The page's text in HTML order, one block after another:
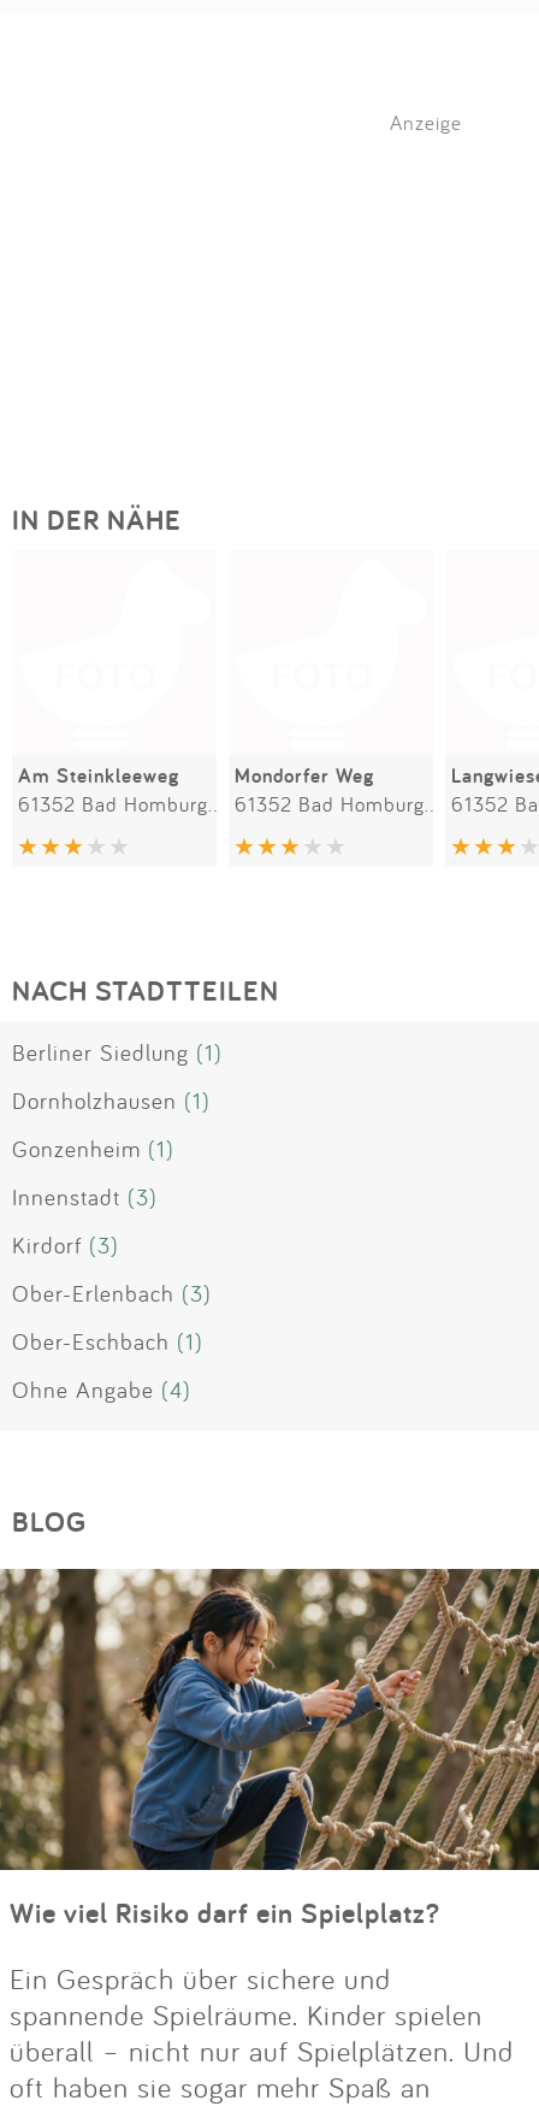
Anzeige
IN DER NÄHE
Am Steinkleeweg Mondorfer Weg
NACH STADTTEILEN
Berliner Siedlung (1)
Dornholzhausen (1)
Gonzenheim (1)
Innenstadt (3)
Kirdorf (3)
Ober-Erlenbach (3)
Ober-Eschbach (1)
Ohne Angabe (4)
BLOG
Wie viel Risiko darf ein Spielplatz?
Ein Gespräch über sichere und
spannende Spielräume. Kinder spielen
überall – nicht nur auf Spielplätzen. Und
oft haben sie sogar mehr Spaß an